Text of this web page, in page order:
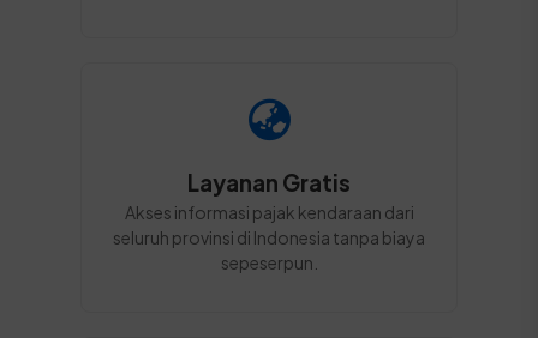
Layanan Gratis
Akses informasi pajak kendaraan dari
seluruh provinsi di Indonesia tanpa biaya
sepeserpun.